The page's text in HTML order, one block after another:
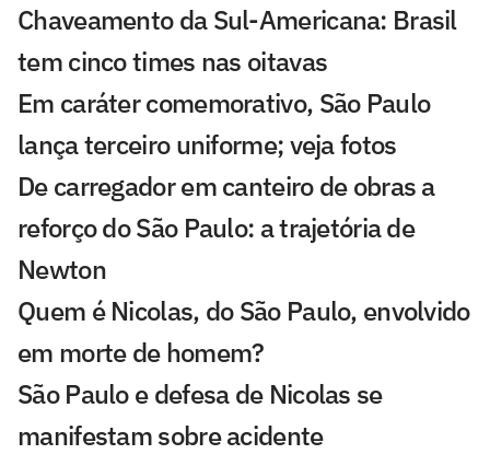
Chaveamento da Sul-Americana: Brasil
tem cinco times nas oitavas
Em caráter comemorativo, São Paulo
lança terceiro uniforme; veja fotos
De carregador em canteiro de obras a
reforço do São Paulo: a trajetória de
Newton
Quem é Nicolas, do São Paulo, envolvido
em morte de homem?
São Paulo e defesa de Nicolas se
manifestam sobre acidente